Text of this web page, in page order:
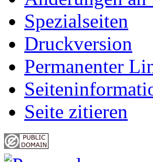
Spezialseiten
Druckversion
Permanenter
Seite zitieren